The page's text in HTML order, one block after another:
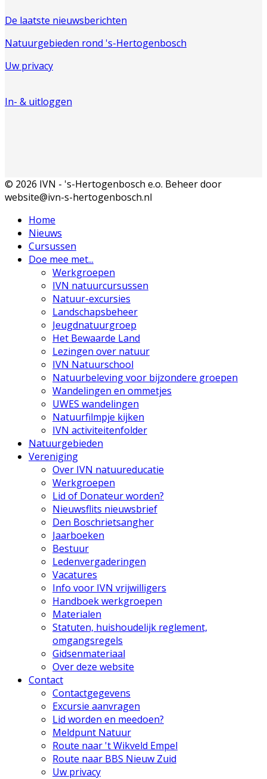
De laatste nieuwsberichten
Natuurgebieden rond 's-Hertogenbosch
Uw privacy
In- & uitloggen
© 2026 IVN - 's-Hertogenbosch e.o. Beheer door
website@ivn-s-hertogenbosch.nl
Home
Nieuws
Cursussen
Doe mee met...
Werkgroepen
IVN natuurcursussen
Natuur-excursies
Landschapsbeheer
Jeugdnatuurgroep
Het Bewaarde Land
Lezingen over natuur
IVN Natuurschool
Natuurbeleving voor bijzondere groepen
Wandelingen en ommetjes
UWES wandelingen
Natuurfilmpje kijken
IVN activiteitenfolder
Natuurgebieden
Vereniging
Over IVN natuureducatie
Werkgroepen
Lid of Donateur worden?
Nieuwsflits nieuwsbrief
Den Boschrietsangher
Jaarboeken
Bestuur
Ledenvergaderingen
Vacatures
Info voor IVN vrijwilligers
Handboek werkgroepen
Materialen
Statuten, huishoudelijk reglement,
omgangsregels
Gidsenmateriaal
Over deze website
Contact
Contactgegevens
Excursie aanvragen
Lid worden en meedoen?
Meldpunt Natuur
Route naar 't Wikveld Empel
Route naar BBS Nieuw Zuid
Uw privacy